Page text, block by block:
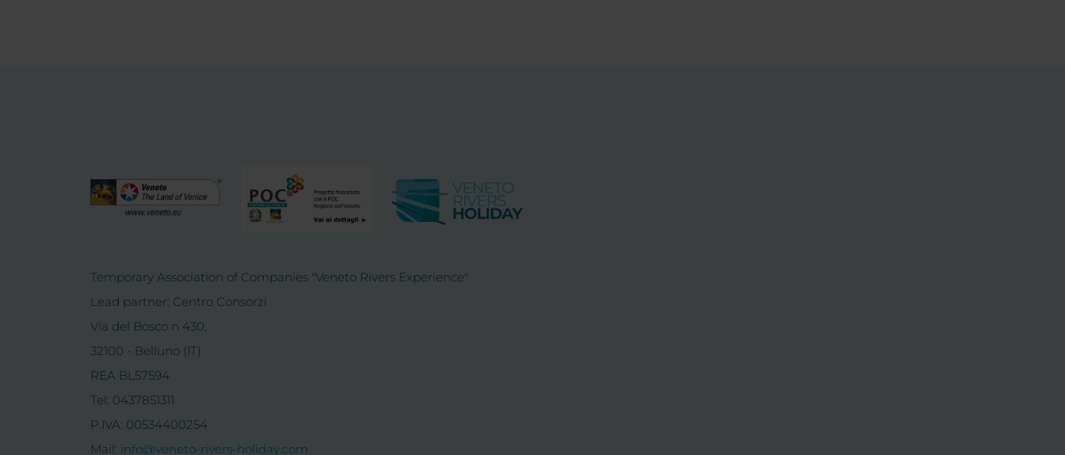
Temporary Association of Companies "Veneto Rivers Experience"
Lead partner: Centro Consorzi
Via del Bosco n 430,
32100 - Belluno (IT)
REA BL57594
Tel: 0437851311
P.IVA: 00534400254
Mail: info@veneto-rivers-holiday.com